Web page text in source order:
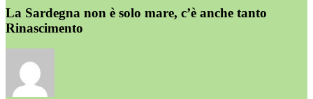
La Sardegna non è solo mare, c’è anche tanto
Rinascimento